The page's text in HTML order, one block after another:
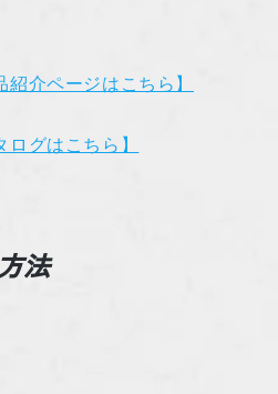
介ページはこちら】
グはこちら】
法